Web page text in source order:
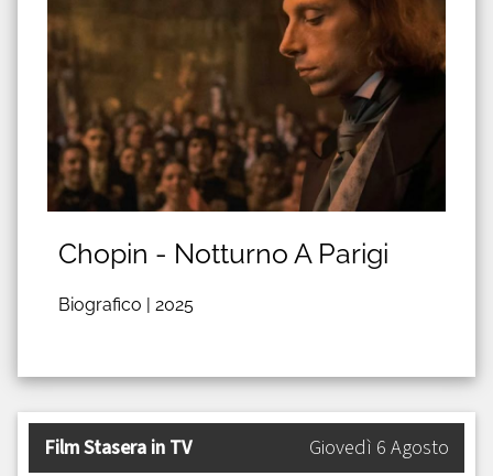
Chopin - Notturno A Parigi
Biografico | 2025